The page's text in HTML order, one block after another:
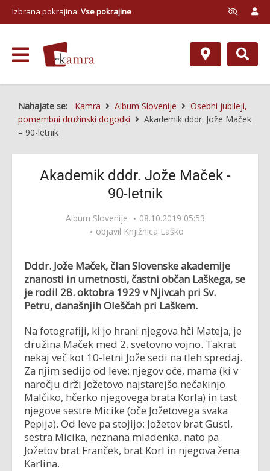
Izbrana pokrajina: Vse pokrajine
Nahajate se: Kamra Album Slovenije
Osebni jubileji,
pomembni družinski dogodki
Akademik dddr. Jože Maček
– 90-letnik
Akademik dddr. Jože Maček -
90-letnik
Album Slovenije
08.10.2019 05:53
objavil Knjižnica Laško
Dddr. Jože Maček, član Slovenske akademije
znanosti in umetnosti, častni občan Laškega, se
je rodil 28. oktobra 1929 v Njivcah pri Sv.
Petru, današnjih Oleščah pri Laškem.
Na fotografiji, ki jo hrani njegova hči Mateja, je
družina Maček med 2. svetovno vojno. Takrat
nekaj več kot 10-letni Jože sedi na tleh spredaj.
Za njim sedijo od leve: njegov oče, mama (ki v
naročju drži Jožetovo najstarejšo nečakinjo
Malčiko, hčerko njegovega brata Korla) in tast
njegove sestre Micike (oče Jožetovega svaka
Pepija). Od leve pa stojijo: Jožetov brat Gustl,
sestra Micika, neznana mladenka, nato pa
Jožetov brat Franček, brat Korl in njegova žena
Karlina.